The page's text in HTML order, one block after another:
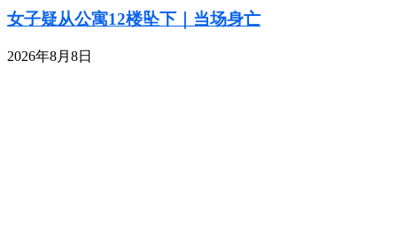
女子疑从公寓12楼坠下｜当场身亡
2026年8月8日